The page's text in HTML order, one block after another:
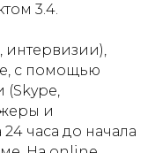
3.4.
интервизии),
с помощью
(Skype,
и
часа до начала